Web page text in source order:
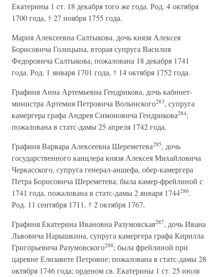
Екатерины 1 ст. 18 декабря того же года. Род. 4 октября
1700 года, † 27 ноября 1755 года.
Мария Алексеевна Салтыкова, дочь князя Алексея
Борисовича Голицына, вторая супруга Василия
Федоровича Салтыкова, пожалована 18 декабря 1741
года. Род. 1 января 1701 года, † 14 октября 1752 года.
Графиня Анна Артемьевна Гендрикова, дочь кабинет-
министра Артемия Петровича Волынского283, супруга
камергера графа Андрея Симоновича Гендрикова284;
пожалована в статс-дамы 25 апреля 1742 года.
Графиня Варвара Алексеевна Шереметева285, дочь
государственного канцлера князя Алексея Михайловича
Черкасского, супруга генерал-аншефа, обер-камергера
Петра Борисовича Шереметева; была камер-фрейлиной с
1741 года, пожалована в статс-дамы 2 января 1744286.
Род. 11 сентября 1711, † 2 октября 1767.
Графиня Екатерина Ивановна Разумовская287, дочь Ивана
Львовича Нарышкина, супруга камергера графа Кирилла
Григорьевича Разумовского288; была фрейлиной при
царевне Елизавете Петровне; пожалована в статс-дамы 28
октября 1746 года; орденом св. Екатерины 1 ст. 25 июля